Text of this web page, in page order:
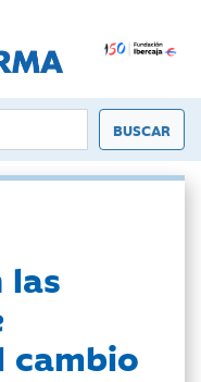
las
cambio